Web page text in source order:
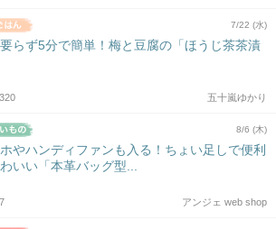
7/22 (水)
らず5分で簡単！梅と豆腐の「ほうじ茶茶漬
五十嵐ゆかり
8/6 (木)
やハンディファンも入る！ちょい足しで便利
いい「本革バッグ型...
アンジェ web shop